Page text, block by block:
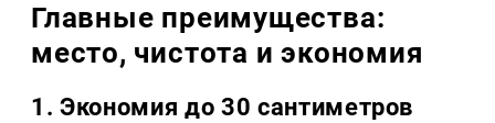
Главные преимущества:
место, чистота и экономия
1. Экономия до 30 сантиметров